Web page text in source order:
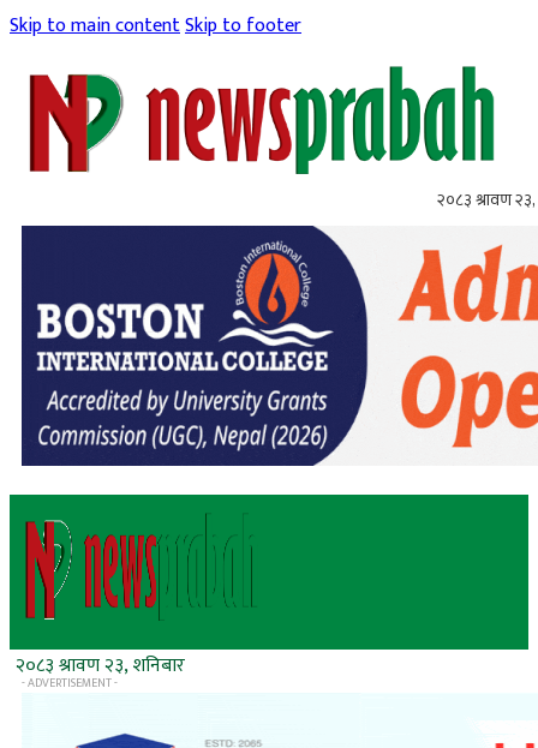
Skip to main contentSkip to footer
२०८३ श्रावण २३,
२०८३ श्रावण २३, शनिबार
- ADVERTISEMENT -